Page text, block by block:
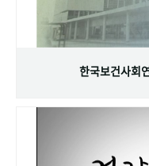
한국보건사회